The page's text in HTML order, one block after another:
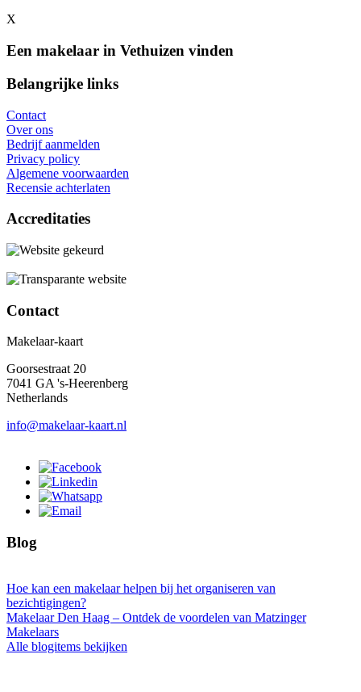
X
Een makelaar in Vethuizen vinden
Belangrijke links
Contact
Over ons
Bedrijf aanmelden
Privacy policy
Algemene voorwaarden
Recensie achterlaten
Accreditaties
Contact
Makelaar-kaart
Goorsestraat 20
7041 GA 's-Heerenberg
Netherlands
info@makelaar-kaart.nl
Blog
Hoe kan een makelaar helpen bij het organiseren van
bezichtigingen?
Makelaar Den Haag – Ontdek de voordelen van Matzinger
Makelaars
Alle blogitems bekijken